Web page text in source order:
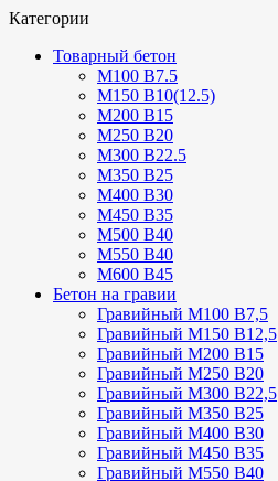
Категории
Товарный бетон
М100 В7.5
М150 В10(12.5)
М200 В15
М250 В20
М300 В22.5
М350 В25
М400 В30
М450 В35
М500 В40
М550 В40
М600 В45
Бетон на гравии
Гравийный М100 В7,5
Гравийный М150 В12,5
Гравийный М200 В15
Гравийный М250 В20
Гравийный М300 В22,5
Гравийный М350 В25
Гравийный М400 В30
Гравийный М450 В35
Гравийный М550 В40